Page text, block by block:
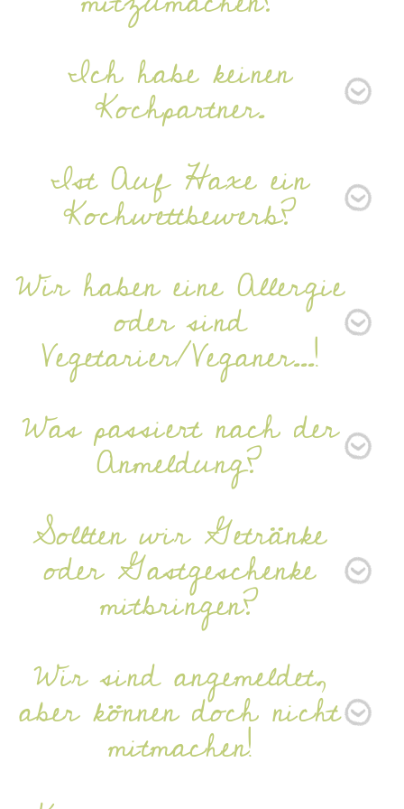
Ich habe keinen
Kochpartner.
Ist Auf Haxe ein
Kochwettbewerb?
Wir haben eine Allergie
oder sind
Vegetarier/Veganer...!
Was passiert nach der
Anmeldung?
Sollten wir Getränke
oder Gastgeschenke
mitbringen?
Wir sind angemeldet,
aber können doch nicht
mitmachen!